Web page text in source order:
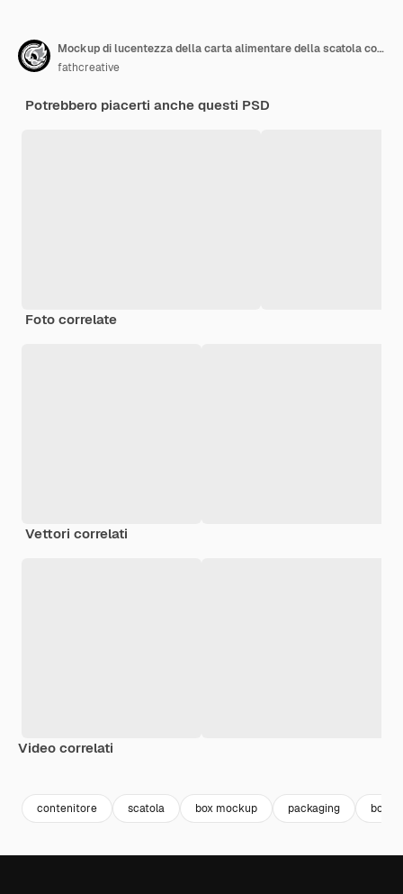
Mockup di lucentezza della carta alimentare della scatola con la posizione di volo
fathcreative
Potrebbero piacerti anche questi PSD
Foto correlate
Vettori correlati
Video correlati
contenitore scatola box mockup packaging box